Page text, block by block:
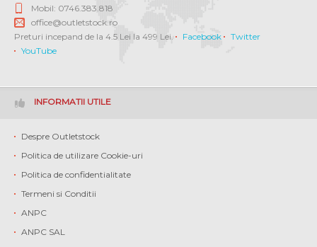
Mobil: 0746.383.818
office@outletstock.ro
Preturi incepand de la 4.5 Lei la 499 Lei.
Facebook
Twitter
YouTube
INFORMATII UTILE
Despre Outletstock
Politica de utilizare Cookie-uri
Politica de confidentialitate
Termeni si Conditii
ANPC
ANPC SAL